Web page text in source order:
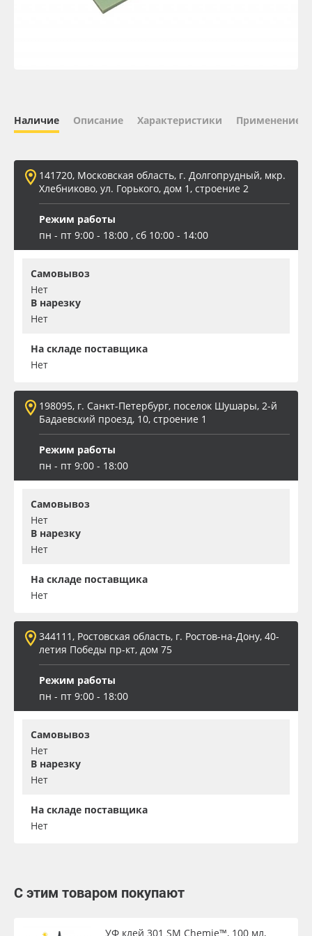
ПЭТ листовой
ПЭТ бэклит
Вспененный ПВХ
Баннер
Заготовки для сувениров
Наличие Описание Характеристики Применение
141720, Московская область, г. Долгопрудный, мкр.
Хлебниково, ул. Горького, дом 1, строение 2
Режим работы
пн - пт 9:00 - 18:00 , сб 10:00 - 14:00
Самовывоз
Нет
В нарезку
Нет
На складе поставщика
Нет
198095, г. Санкт-Петербург, поселок Шушары, 2-й
Бадаевский проезд, 10, строение 1
Режим работы
пн - пт 9:00 - 18:00
Самовывоз
Нет
В нарезку
Нет
На складе поставщика
Нет
344111, Ростовская область, г. Ростов-на-Дону, 40-
летия Победы пр-кт, дом 75
Режим работы
пн - пт 9:00 - 18:00
Самовывоз
Нет
В нарезку
Нет
На складе поставщика
Нет
С этим товаром покупают
УФ клей 301 SM Chemie™, 100 мл,